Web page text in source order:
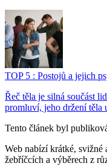
TOP 5 : Postojů a jejich
Řeč těla je silná součást
promluví, jeho držení těla
Tento článek byl
Web nabízí krátké, svižné
žebříčcích a výběrech z